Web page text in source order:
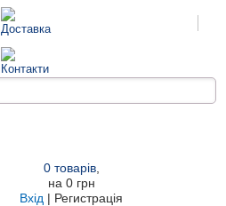
0товарів,
на 0 грн
Вхід | Регистрація